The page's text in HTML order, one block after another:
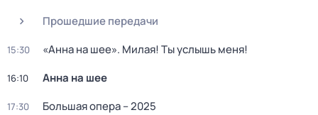
Прошедшие передачи
15:30 «Анна на шее». Милая! Ты услышь меня!
16:10 Анна на шее
17:30 Большая опера – 2025